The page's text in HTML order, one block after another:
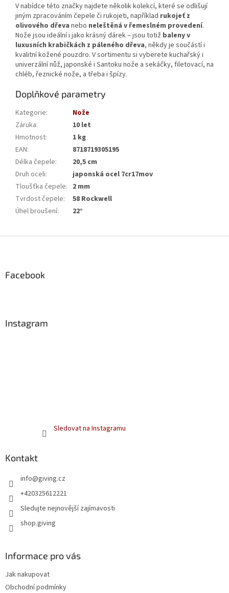
V nabídce této značky najdete několik kolekcí, které se odlišují
jiným zpracováním čepele či rukojeti, například rukojeť z
olivového dřeva nebo neleštěná v řemeslném provedení.
Nože jsou ideální i jako krásný dárek – jsou totiž baleny v
luxusních krabičkách z páleného dřeva, někdy je součástí i
kvalitní kožené pouzdro. V sortimentu si vyberete kuchařskýi
univerzální nůž, japonské i Santoku nože a sekáčky, filetovací, na
chléb, řeznické nože, a třeba i špízy.
Doplňkové parametry
Kategorie:
Nože
Záruka:
10 let
Hmotnost:
1 kg
EAN:
8718719305195
Délka čepele:
20,5 cm
Druh oceli:
japonská ocel 7cr17mov
Tloušťka čepele: 2 mm
Tvrdost čepele:
58 Rockwell
Úhel broušení: 22°
Facebook
Instagram
Sledovat na Instagramu
Kontakt
info@giving.cz
+420325612221
Sledujte nejnovější zajímavosti
shop.giving
Informace pro vás
Jak nakupovat
Obchodní podmínky